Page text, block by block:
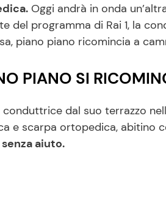
Oggi andrà in onda
del programma di Rai 1, la
piano piano ricomincia a
PIANO SI
dal suo terrazzo
e scarpa ortopedica, abitino
aiuto.